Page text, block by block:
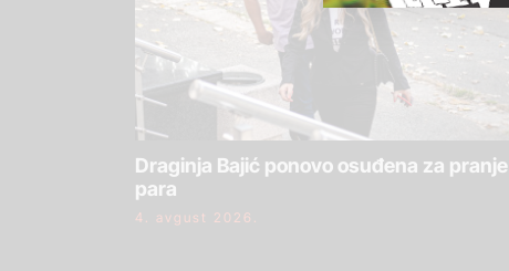
Draginja Bajić ponovo osuđena za pranje
para
4. avgust 2026.